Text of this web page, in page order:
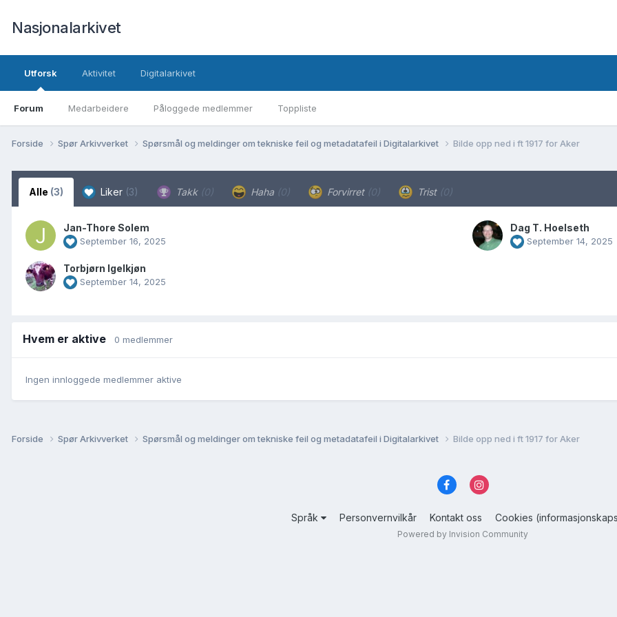
Nasjonalarkivet
Utforsk
Forum Medarbeidere Påloggede medlemmer Toppliste
Aktivitet Digitalarkivet
Forside Spør Arkivverket Spørsmål og meldinger om tekniske feil og metadatafeil i Digitalarkivet Bilde opp ned i ft 1917 for Aker
Alle (3) Liker (3) Takk (0) Haha (0) Forvirret (0) Trist (0)
Jan-Thore Solem
September 16, 2025
Dag T. Hoelseth
September 14, 2025
Torbjørn Igelkjøn
September 14, 2025
Hvem er aktive 0 medlemmer
Ingen innloggede medlemmer aktive
Forside Spør Arkivverket Spørsmål og meldinger om tekniske feil og metadatafeil i Digitalarkivet Bilde opp ned i ft 1917 for Aker
Språk Personvernvilkår Kontakt oss Cookies
Powered by Invision Community